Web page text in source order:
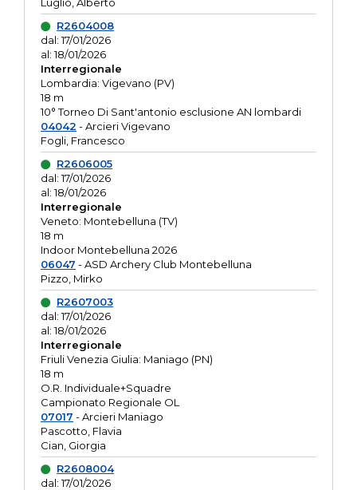
R2604008
dal: 17/01/2026
al: 18/01/2026
Interregionale
Lombardia: Vigevano (PV)
18 m
10° Torneo Di Sant'antonio esclusione AN lombardi
04042 - Arcieri Vigevano
Fogli, Francesco
R2606005
dal: 17/01/2026
al: 18/01/2026
Interregionale
Veneto: Montebelluna (TV)
18 m
Indoor Montebelluna 2026
06047 - ASD Archery Club Montebelluna
Pizzo, Mirko
R2607003
dal: 17/01/2026
al: 18/01/2026
Interregionale
Friuli Venezia Giulia: Maniago (PN)
18 m
O.R. Individuale+Squadre
Campionato Regionale OL
07017 - Arcieri Maniago
Pascotto, Flavia
Cian, Giorgia
R2608004
dal: 17/01/2026